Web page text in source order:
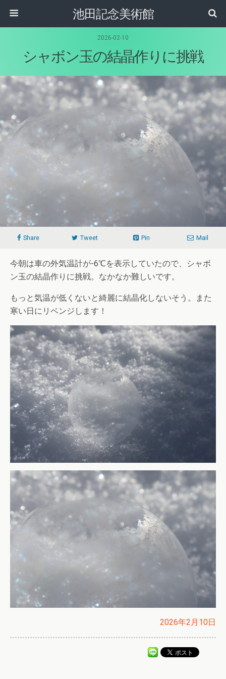
池田記念美術館
2026-02-10
シャボン玉の結晶作りに挑戦
Share Tweet Pin Mail
今朝は車の外気温計が-6℃を表示していたので、シャボ
ン玉の結晶作りに挑戦。なかなか難しいです。
もっと気温が低くないと綺麗に結晶化しないそう。また
寒い日にリベンジします！
2026年2月10日